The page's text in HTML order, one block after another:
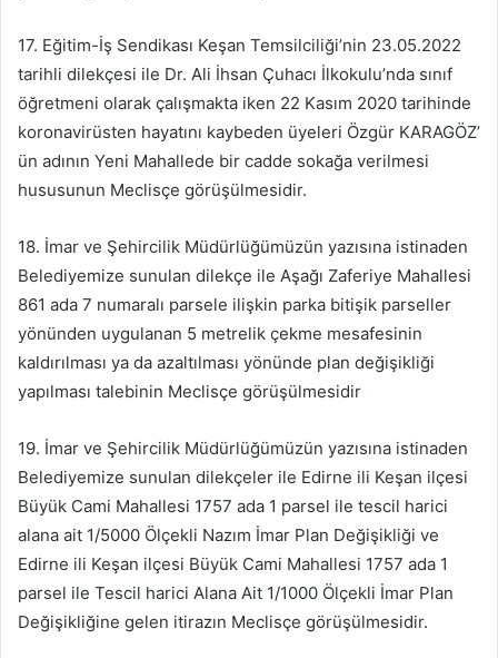
17. Eğitim-İş Sendikası Keşan Temsilciliği’nin 23.05.2022
tarihli dilekçesi ile Dr. Ali İhsan Çuhacı İlkokulu’nda sınıf
öğretmeni olarak çalışmakta iken 22 Kasım 2020 tarihinde
koronavirüsten hayatını kaybeden üyeleri Özgür KARAGÖZ’
ün adının Yeni Mahallede bir cadde sokağa verilmesi
hususunun Meclisçe görüşülmesidir.
18. İmar ve Şehircilik Müdürlüğümüzün yazısına istinaden
Belediyemize sunulan dilekçe ile Aşağı Zaferiye Mahallesi
861 ada 7 numaralı parsele ilişkin parka bitişik parseller
yönünden uygulanan 5 metrelik çekme mesafesinin
kaldırılması ya da azaltılması yönünde plan değişikliği
yapılması talebinin Meclisçe görüşülmesidir
19. İmar ve Şehircilik Müdürlüğümüzün yazısına istinaden
Belediyemize sunulan dilekçeler ile Edirne ili Keşan ilçesi
Büyük Cami Mahallesi 1757 ada 1 parsel ile tescil harici
alana ait 1/5000 Ölçekli Nazım İmar Plan Değişikliği ve
Edirne ili Keşan ilçesi Büyük Cami Mahallesi 1757 ada 1
parsel ile Tescil harici Alana Ait 1/1000 Ölçekli İmar Plan
Değişikliğine gelen itirazın Meclisçe görüşülmesidir.